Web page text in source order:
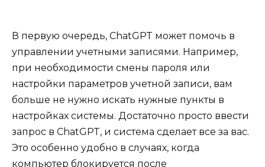
В первую очередь, ChatGPT может помочь в
управлении учетными записями. Например,
при необходимости смены пароля или
настройки параметров учетной записи, вам
больше не нужно искать нужные пункты в
настройках системы. Достаточно просто ввести
запрос в ChatGPT, и система сделает все за вас.
Это особенно удобно в случаях, когда
компьютер блокируется после